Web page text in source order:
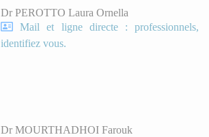
Dr PEROTTO Laura Ornella
Mail et ligne directe : professionnels,
identifiez vous.
Dr MOURTHADHOI Farouk